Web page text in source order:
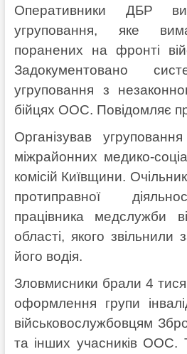
Оперативники ДБР
угруповання, яке
поранених на фронті
Задокументовано
угруповання з
бійцях ООС. Повідомляє
Організував
міжрайонних медико-
комісій Київщини.
протиправної
працівника медслужби
області, якого звільнили
його водія.
Зловмисники брали 4
оформлення групи
військовослужбовцям
та інших учасників ООС.